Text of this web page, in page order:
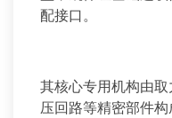
配接口。
其核心专用机构由
压回路等精密部件构